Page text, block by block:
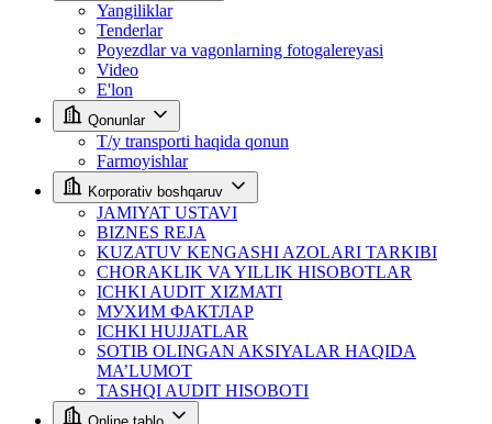
Yangiliklar
Tenderlar
Poyezdlar va vagonlarning fotogalereyasi
Video
E'lon
Qonunlar
T/y transporti haqida qonun
Farmoyishlar
Korporativ boshqaruv
JAMIYAT USTAVI
BIZNES REJA
KUZATUV KENGASHI AZOLARI TARKIBI
CHORAKLIK VA YILLIK HISOBOTLAR
ICHKI AUDIT XIZMATI
МУХИМ ФАКТЛАР
ICHKI HUJJATLAR
SOTIB OLINGAN AKSIYALAR HAQIDA
MA’LUMOT
TASHQI AUDIT HISOBOTI